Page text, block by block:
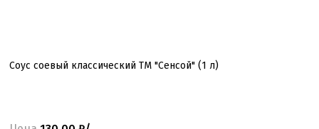
Соус соевый классический ТМ "Сенсой" (1 л)